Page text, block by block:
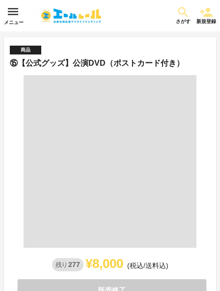
メニュー さがす 新規登録
商品
⑮【公式グッズ】公演DVD（ポストカード付き）
残り 277 ¥8,000 (税込/送料込)